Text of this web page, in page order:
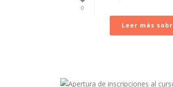
0
Leer más